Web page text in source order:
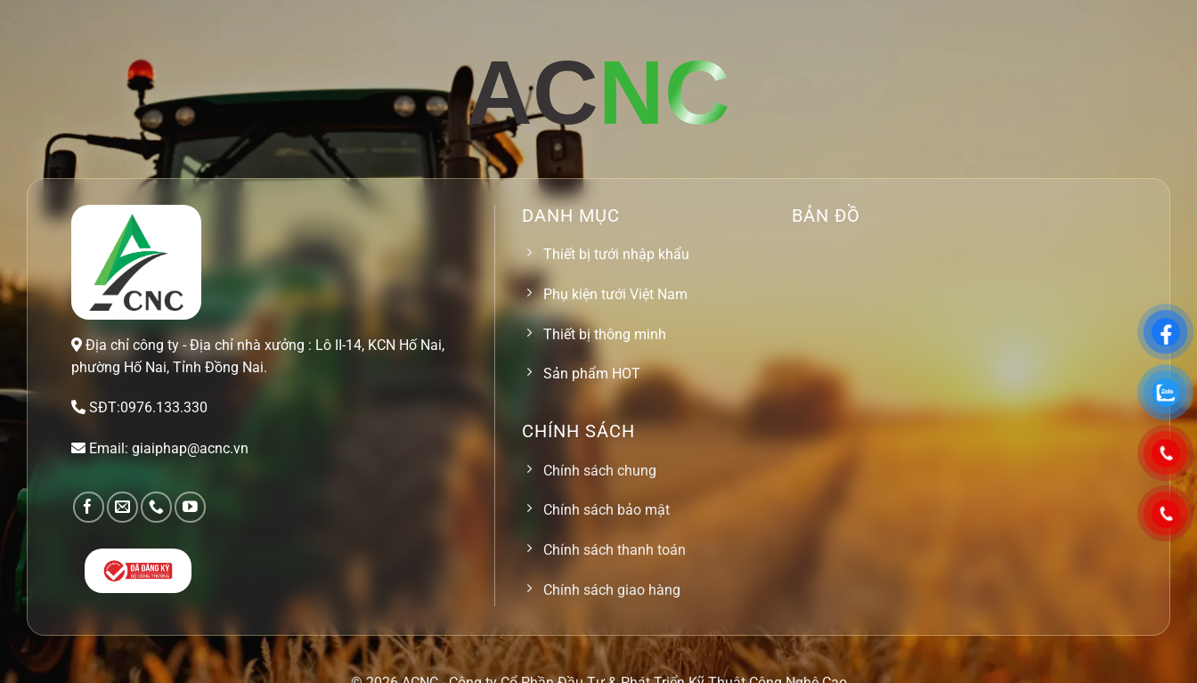
ACNC
Địa chỉ công ty - Địa chỉ nhà xưởng : Lô II-14, KCN Hố Nai,
phường Hố Nai, Tỉnh Đồng Nai.
SĐT:0976.133.330
Email: giaiphap@acnc.vn
DANH MỤC
Thiết bị tưới nhập khẩu
Phụ kiện tưới Việt Nam
Thiết bị thông minh
Sản phẩm HOT
CHÍNH SÁCH
Chính sách chung
Chính sách bảo mật
Chính sách thanh toán
Chính sách giao hàng
BẢN ĐỒ